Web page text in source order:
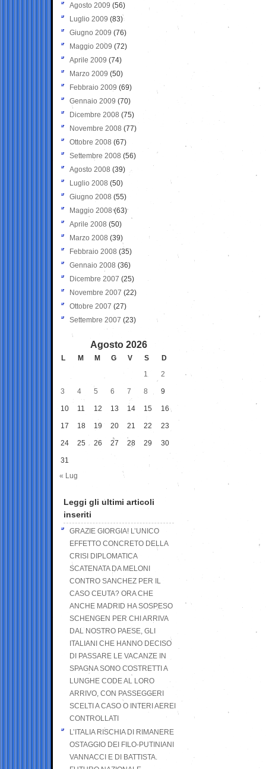
Agosto 2009 (56)
Luglio 2009 (83)
Giugno 2009 (76)
Maggio 2009 (72)
Aprile 2009 (74)
Marzo 2009 (50)
Febbraio 2009 (69)
Gennaio 2009 (70)
Dicembre 2008 (75)
Novembre 2008 (77)
Ottobre 2008 (67)
Settembre 2008 (56)
Agosto 2008 (39)
Luglio 2008 (50)
Giugno 2008 (55)
Maggio 2008(63)
Aprile 2008 (50)
Marzo 2008 (39)
Febbraio 2008 (35)
Gennaio 2008 (36)
Dicembre 2007 (25)
Novembre 2007 (22)
Ottobre 2007 (27)
Settembre 2007 (23)
Agosto 2026
L M M G V S
D
1
2
3 4 5 6 7 8 9
10 11 12 13 14 15 16
17 18 19 20 21 22 23
24 25 26 27 28 29 30
31
« Lug
Leggi gli ultimi articoli
inseriti
GRAZIE GIORGIA! L’UNICO
EFFETTO CONCRETO DELLA
CRISI DIPLOMATICA
SCATENATA DA MELONI
CONTRO SANCHEZ PER IL
CASO CEUTA? ORA CHE
ANCHE MADRID HA SOSPESO
SCHENGEN PER CHI ARRIVA
DAL NOSTRO PAESE, GLI
ITALIANI CHE HANNO DECISO
DI PASSARE LE VACANZE IN
SPAGNA SONO COSTRETTI A
LUNGHE CODE AL LORO
ARRIVO, CON PASSEGGERI
SCELTI A CASO O INTERI AEREI
CONTROLLATI
L’ITALIA RISCHIA DI RIMANERE
OSTAGGIO DEI FILO-PUTINIANI
VANNACCI E DI BATTISTA.